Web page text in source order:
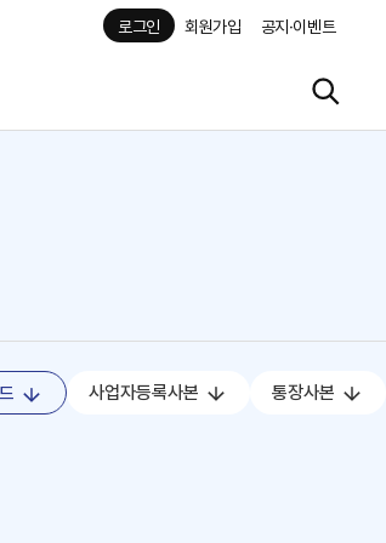
로그인 회원가입 공지·이벤트
사업자등록사본 통장사본